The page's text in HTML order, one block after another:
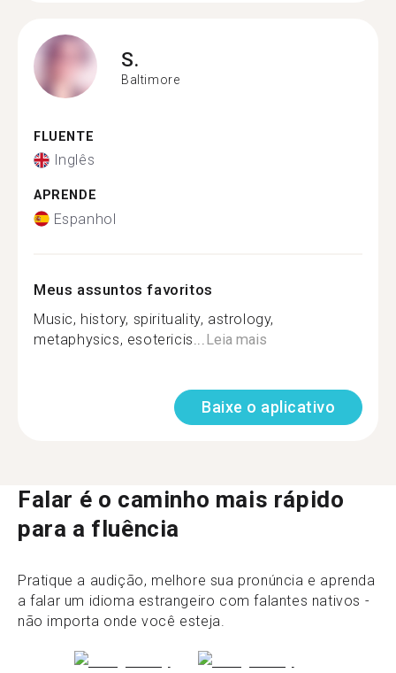
S.
Baltimore
FLUENTE
Inglês
APRENDE
Espanhol
Meus assuntos favoritos
Music, history, spirituality, astrology,
metaphysics, esotericis... Leia mais
Baixe o aplicativo
Falar é o caminho mais rápido
para a fluência
Pratique a audição, melhore sua pronúncia e aprenda
a falar um idioma estrangeiro com falantes nativos -
não importa onde você esteja.